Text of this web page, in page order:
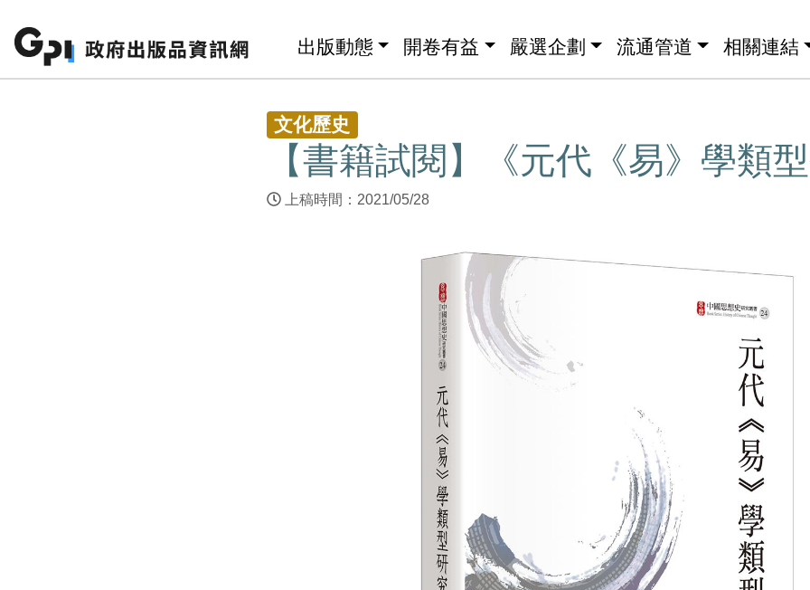
出版動態 開卷有益 嚴選企劃 流通管道 相關連結
文化歷史
【書籍試閱】《元代《易》學類型
上稿時間：2021/05/28